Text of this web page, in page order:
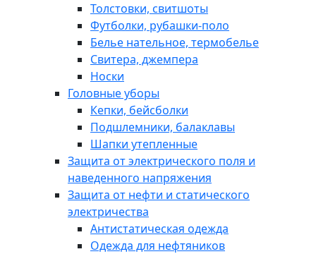
Толстовки, свитшоты
Футболки, рубашки-поло
Белье нательное, термобелье
Свитера, джемпера
Носки
Головные уборы
Кепки, бейсболки
Подшлемники, балаклавы
Шапки утепленные
Защита от электрического поля и
наведенного напряжения
Защита от нефти и статического
электричества
Антистатическая одежда
Одежда для нефтяников